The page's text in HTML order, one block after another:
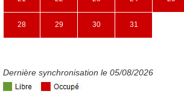
28 29 30 31
Dernière synchronisation le 05/08/2026